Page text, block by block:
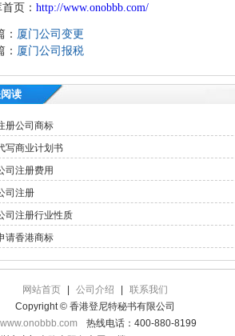
页： http://www.onobbb.com/
： 厦门公司变更
： 厦门公司报税
读
册公司商标
写商业计划书
司注册费用
司注册
司注册行业性质
请香港商标
网站首页 公司介绍
联系我们
Copyright © 香港登尼特秘书有限公司
www.onobbb.com
热线电话：400-880-8199